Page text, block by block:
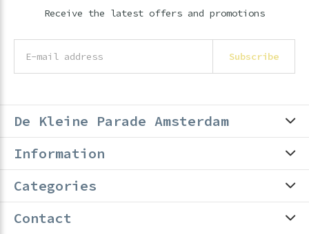
Receive the latest offers and promotions
Subscribe
De Kleine Parade Amsterdam
Information
Categories
Contact